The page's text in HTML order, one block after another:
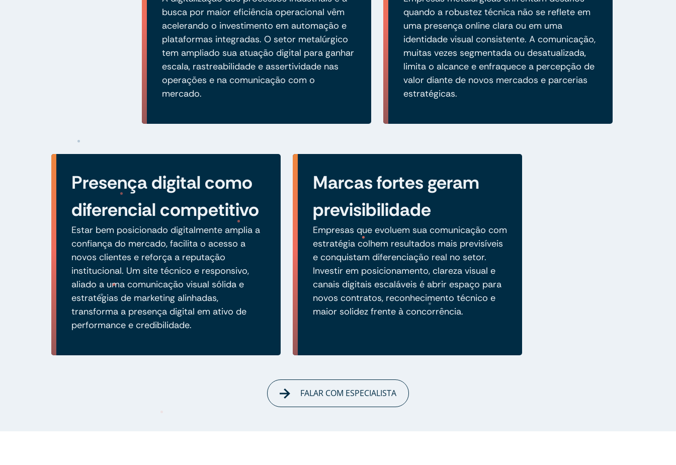
busca por maior eficiência operacional vêm
acelerando o investimento em automação e
plataformas integradas. O setor metalúrgico
tem ampliado sua atuação digital para ganhar
escala, rastreabilidade e assertividade nas
operações e na comunicação com o
mercado.
quando a robustez técnica não se reflete em
uma presença online clara ou em uma
identidade visual consistente. A comunicação,
muitas vezes segmentada ou desatualizada,
limita o alcance e enfraquece a percepção de
valor diante de novos mercados e parcerias
estratégicas.
Presença digital como
diferencial competitivo
Estar bem posicionado digitalmente amplia a
confiança do mercado, facilita o acesso a
novos clientes e reforça a reputação
institucional. Um site técnico e responsivo,
aliado a uma comunicação visual sólida e
estratégias de marketing alinhadas,
transforma a presença digital em ativo de
performance e credibilidade.
Marcas fortes geram
previsibilidade
Empresas que evoluem sua comunicação com
estratégia colhem resultados mais previsíveis
e conquistam diferenciação real no setor.
Investir em posicionamento, clareza visual e
canais digitais escaláveis é abrir espaço para
novos contratos, reconhecimento técnico e
maior solidez frente à concorrência.
FALAR COM ESPECIALISTA